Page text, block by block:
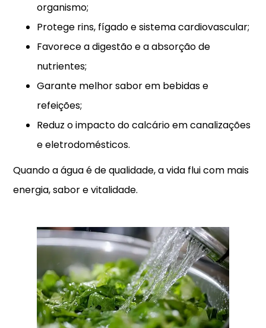
organismo;
Protege rins, fígado e sistema cardiovascular;
Favorece a digestão e a absorção de
nutrientes;
Garante melhor sabor em bebidas e
refeições;
Reduz o impacto do calcário em canalizações
e eletrodomésticos.
Quando a água é de qualidade, a vida flui com mais
energia, sabor e vitalidade.